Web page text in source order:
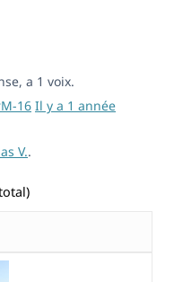
a 1 voix.
16 Il y a 1 année
V..